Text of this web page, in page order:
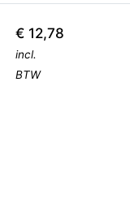
€ 12,78
incl.
BTW